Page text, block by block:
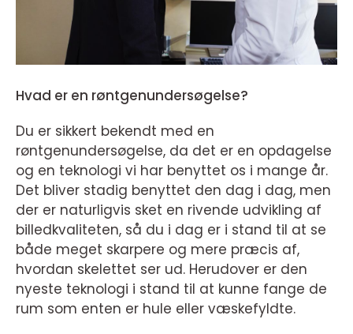
Hvad er en røntgenundersøgelse?
Du er sikkert bekendt med en
røntgenundersøgelse, da det er en opdagelse
og en teknologi vi har benyttet os i mange år.
Det bliver stadig benyttet den dag i dag, men
der er naturligvis sket en rivende udvikling af
billedkvaliteten, så du i dag er i stand til at se
både meget skarpere og mere præcis af,
hvordan skelettet ser ud. Herudover er den
nyeste teknologi i stand til at kunne fange de
rum som enten er hule eller væskefyldte.